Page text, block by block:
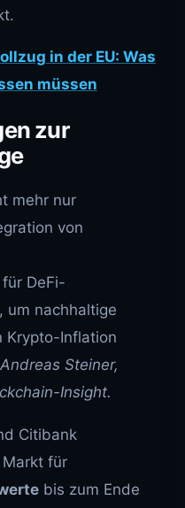
in der EU: Was
müssen
zur
mehr nur
von
DeFi-
um nachhaltige
Krypto-Inflation
Steiner,
Insight.
Citibank
für
bis zum Ende